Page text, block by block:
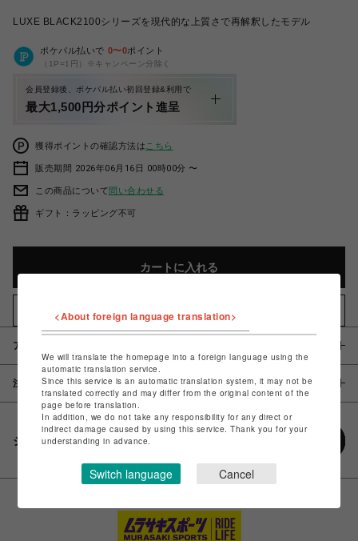
LUXE BLACK2100シリーズを現代的な上質さで再解釈したモデル
ポケパル払いで 0〜0ポイント
（1P=1円）※キャンペーン分除く
会員登録後、ポケパル払い初回登録&利用で
最大1,500円分ポイント進呈
獲得ポイントの確認方法は こちら
販売期間 2026年06月16日 00時00分 〜
この商品について問い合わせる
ギフト：ラッピング不可
カートに入れる
アイテム説明 / 素材
注意事項
シェアする
<About foreign language translation>
We will translate the homepage into a foreign language using the
automatic translation service.
Since this service is an automatic translation system, it may not be
translated correctly and may differ from the original content of the
page before translation.
In addition, we do not take any responsibility for any direct or
indirect damage caused by using this service. Thank you for your
understanding in advance.
Switch language Cancel